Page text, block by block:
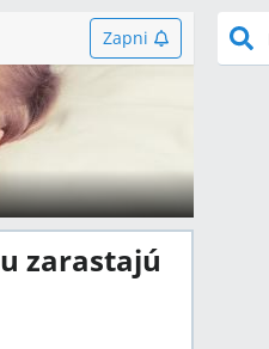
Zapni
zarastajú